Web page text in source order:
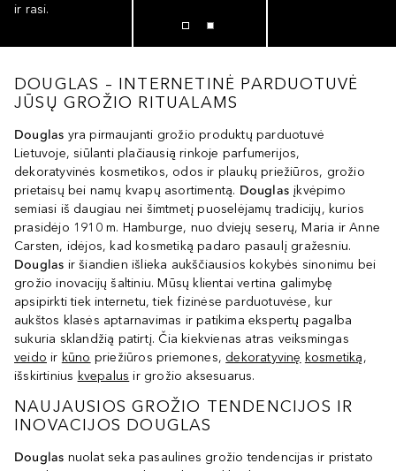
ir rasi.
DOUGLAS – INTERNETINĖ PARDUOTUVĖ
JŪSŲ GROŽIO RITUALAMS
Douglas yra pirmaujanti grožio produktų parduotuvė
Lietuvoje, siūlanti plačiausią rinkoje parfumerijos,
dekoratyvinės kosmetikos, odos ir plaukų priežiūros, grožio
prietaisų bei namų kvapų asortimentą. Douglas įkvėpimo
semiasi iš daugiau nei šimtmetį puoselėjamų tradicijų, kurios
prasidėjo 1910 m. Hamburge, nuo dviejų seserų, Maria ir Anne
Carsten, idėjos, kad kosmetiką padaro pasaulį gražesniu.
Douglas ir šiandien išlieka aukščiausios kokybės sinonimu bei
grožio inovacijų šaltiniu. Mūsų klientai vertina galimybę
apsipirkti tiek internetu, tiek fizinėse parduotuvėse, kur
aukštos klasės aptarnavimas ir patikima ekspertų pagalba
sukuria sklandžią patirtį. Čia kiekvienas atras veiksmingas
veido ir kūno priežiūros priemones, dekoratyvinę kosmetiką,
išskirtinius kvepalus ir grožio aksesuarus.
NAUJAUSIOS GROŽIO TENDENCIJOS IR
INOVACIJOS DOUGLAS
Douglas nuolat seka pasaulines grožio tendencijas ir pristato